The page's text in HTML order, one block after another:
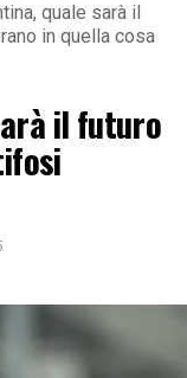
quale sarà il
in quella cosa
il futuro